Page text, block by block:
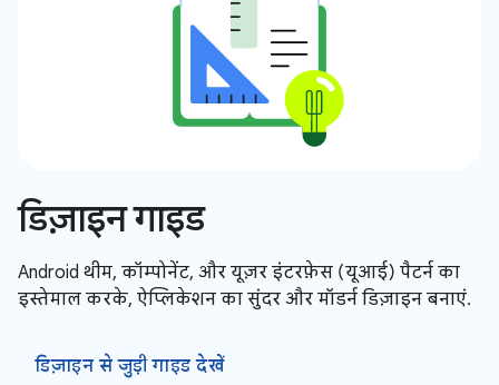
डिज़ाइन गाइड
Android थीम, कॉम्पोनेंट, और यूज़र इंटरफ़ेस (यूआई) पैटर्न का
इस्तेमाल करके, ऐप्लिकेशन का सुंदर और मॉडर्न डिज़ाइन बनाएं.
डिज़ाइन से जुड़ी गाइड देखें